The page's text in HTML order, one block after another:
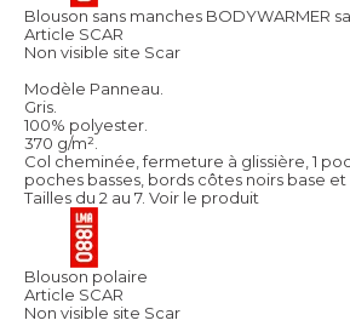
Blouson sans manches BODYWARMER
Article SCAR
Non visible site Scar
Modèle Panneau.
Gris.
100% polyester.
370 g/m².
Col cheminée, fermeture à glissière, 1
poches basses, bords côtes noirs base et
Tailles du 2 au 7. Voir le produit
Blouson polaire
Article SCAR
Non visible site Scar